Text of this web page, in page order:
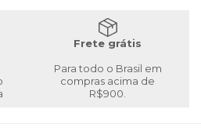
Frete grátis
Para todo o Brasil em
compras acima de
R$900.